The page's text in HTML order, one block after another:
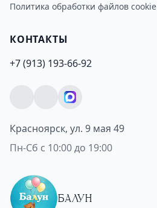
Политика обработки файлов cookie
КОНТАКТЫ
+7 (913) 193-66-92
Красноярск, ул. 9 мая 49
Пн-Сб с 10:00 до 19:00
БАЛУН